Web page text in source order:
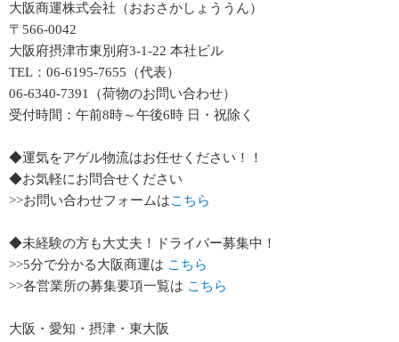
大阪商運株式会社（おおさかしょううん）
〒566-0042
大阪府摂津市東別府3-1-22 本社ビル
TEL：06-6195-7655（代表）
06-6340-7391（荷物のお問い合わせ）
受付時間：午前8時～午後6時 日・祝除く
◆運気をアゲル物流はお任せください！！
◆お気軽にお問合せください
>>お問い合わせフォームはこちら
◆未経験の方も大丈夫！ドライバー募集中！
>>5分で分かる大阪商運は こちら
>>各営業所の募集要項一覧は こちら
大阪・愛知・摂津・東大阪